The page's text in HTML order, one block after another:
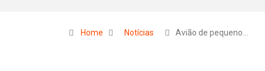
Home Notícias Avião de pequeno…